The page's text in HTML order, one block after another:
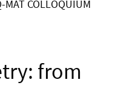
MAT COLLOQUIUM
from